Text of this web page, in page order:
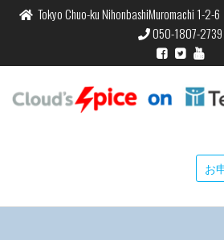
Tokyo Chuo-ku NihonbashiMuromachi 1-2-
050-1807-2739
お